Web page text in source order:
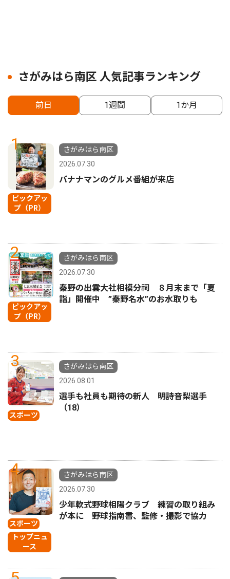
さがみはら南区 人気記事ランキング
前日 1週間 1か月
1
ピックアッ
プ（PR）
さがみはら南区
2026.07.30
バナナマンのグルメ番組が来店
2
ピックアッ
プ（PR）
さがみはら南区
2026.07.30
秦野の出雲大社相模分祠 ８月末まで「夏
詣」開催中 ”秦野名水”のお水取りも
3
スポーツ
さがみはら南区
2026.08.01
選手も社員も期待の新人 明詩音梨選手
（18）
4
スポーツ
トップニュ
ース
さがみはら南区
2026.07.30
少年軟式野球相陽クラブ 練習の取り組み
が本に 野球指南書、監修・撮影で協力